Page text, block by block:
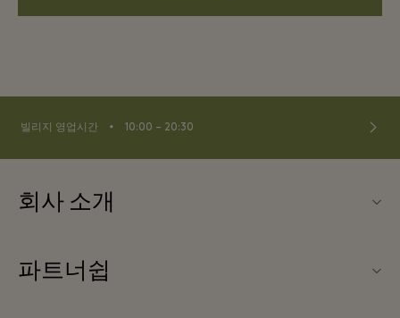
빌리지 영업시간 ⬩ 10:00 – 20:30
회사 소개
문의하기
파트너쉽